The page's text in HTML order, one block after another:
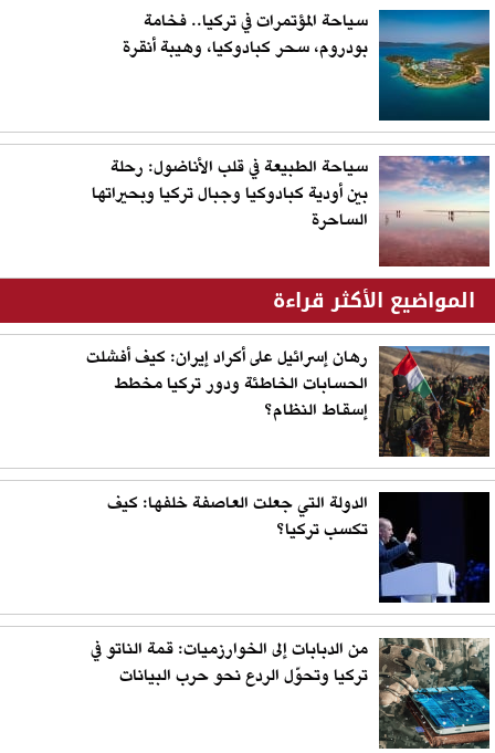
سياحة المؤتمرات في تركيا.. فخامة
بودروم، سحر كبادوكيا، وهيبة أنقرة
سياحة الطبيعة في قلب الأناضول: رحلة
بين أودية كبادوكيا وجبال تركيا وبحيراتها
الساحرة
المواضيع الأكثر قراءة
رهان إسرائيل على أكراد إيران: كيف أفشلت
الحسابات الخاطئة ودور تركيا مخطط
إسقاط النظام؟
الدولة التي جعلت العاصفة خلفها: كيف
تكسب تركيا؟
من الدبابات إلى الخوارزميات: قمة الناتو في
تركيا وتحوّل الردع نحو حرب البيانات